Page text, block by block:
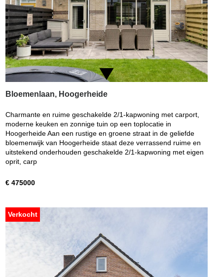
Bloemenlaan, Hoogerheide
Charmante en ruime geschakelde 2/1-kapwoning met carport,
moderne keuken en zonnige tuin op een toplocatie in
Hoogerheide Aan een rustige en groene straat in de geliefde
bloemenwijk van Hoogerheide staat deze verrassend ruime en
uitstekend onderhouden geschakelde 2/1-kapwoning met eigen
oprit, carp
€ 475000
Verkocht